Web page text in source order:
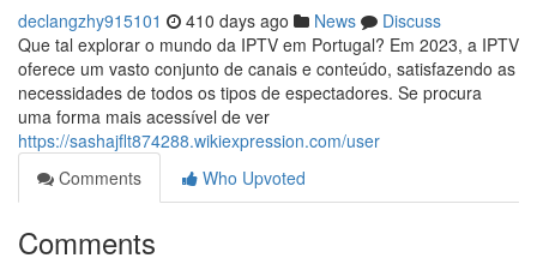
declangzhy915101 410 days ago News
Discuss
Que tal explorar o mundo da IPTV em Portugal? Em 2023, a IPTV
oferece um vasto conjunto de canais e conteúdo, satisfazendo as
necessidades de todos os tipos de espectadores. Se procura
uma forma mais acessível de ver
https://sashajflt874288.wikiexpression.com/user
Comments
Who Upvoted
Comments